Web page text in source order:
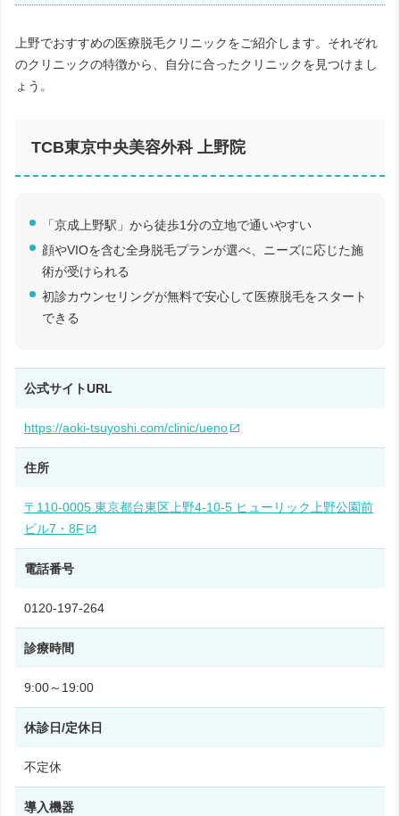
上野でおすすめの医療脱毛クリニックをご紹介します。それぞれ
のクリニックの特徴から、自分に合ったクリニックを見つけまし
ょう。
TCB東京中央美容外科 上野院
「京成上野駅」から徒歩1分の立地で通いやすい
顔やVIOを含む全身脱毛プランが選べ、ニーズに応じた施
術が受けられる
初診カウンセリングが無料で安心して医療脱毛をスタート
できる
公式サイトURL
https://aoki-tsuyoshi.com/clinic/ueno
住所
〒110-0005 東京都台東区上野4-10-5 ヒューリック上野公園前
ビル7・8F
電話番号
0120-197-264
診療時間
9:00～19:00
休診日/定休日
不定休
導入機器